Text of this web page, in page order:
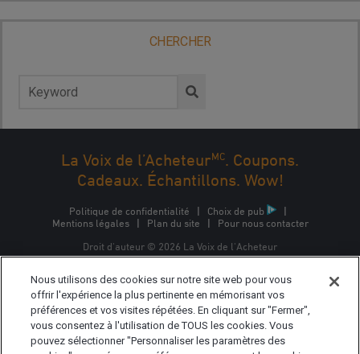
CHERCHER
La Voix de l’AcheteurMC. Coupons.
Cadeaux. Échantillons. Wow!
Politique de confidentialité | Choix de pub
|
Mentions légales
| Plan du site | Pour nous contacter
Droit d'auteur © 2026 La Voix de l'Acheteur
d'Epsilon Interactive CA, ULC, propriété d'Epsilon Data
Management, LLC.
Nous utilisons des cookies sur notre site web pour vous
offrir l'expérience la plus pertinente en mémorisant vos
préférences et vos visites répétées. En cliquant sur "Fermer",
vous consentez à l'utilisation de TOUS les cookies. Vous
pouvez sélectionner "Personnaliser les paramètres des